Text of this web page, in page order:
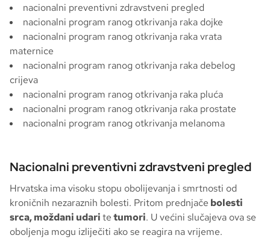
nacionalni preventivni zdravstveni pregled
nacionalni program ranog otkrivanja raka dojke
nacionalni program ranog otkrivanja raka vrata
maternice
nacionalni program ranog otkrivanja raka debelog
crijeva
nacionalni program ranog otkrivanja raka pluća
nacionalni program ranog otkrivanja raka prostate
nacionalni program ranog otkrivanja melanoma
Nacionalni preventivni zdravstveni pregled
Hrvatska ima visoku stopu obolijevanja i smrtnosti od
kroničnih nezaraznih bolesti. Pritom prednjače bolesti
srca, moždani udaritetumori. U većini slučajeva ova se
oboljenja mogu izliječiti ako se reagira na vrijeme.